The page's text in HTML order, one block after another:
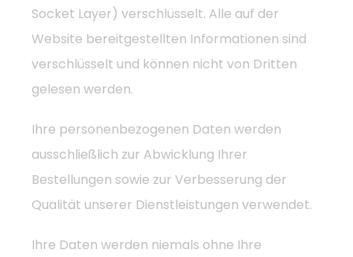
Socket Layer) verschlüsselt. Alle auf der
Website bereitgestellten Informationen sind
verschlüsselt und können nicht von Dritten
gelesen werden.
Ihre personenbezogenen Daten werden
ausschließlich zur Abwicklung Ihrer
Bestellungen sowie zur Verbesserung der
Qualität unserer Dienstleistungen verwendet.
Ihre Daten werden niemals ohne Ihre